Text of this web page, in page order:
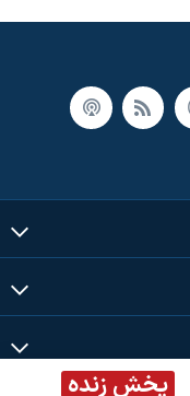
پخش زنده